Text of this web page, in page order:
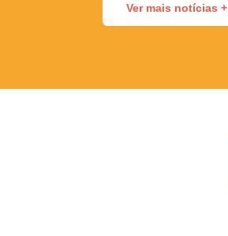
Ver mais notícias +